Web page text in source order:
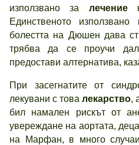
използвано за лечение
Единственото
болестта на Дюшен дава
трябва да се проучи
предостави алтернатива,
При засегнатите от
лекувани с това лекарство,
бил намален рискът от
увереждане на аортата,
на Марфан, в много